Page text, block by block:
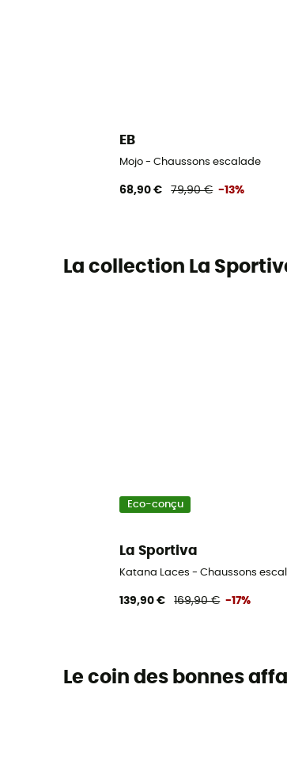
EB
Mojo - Chaussons escalade
68,90 € 79,90 € -13%
La collection La
Eco-conçu
La Sportiva
Katana Laces - Chaussons
139,90 € 169,90 € -17%
Le coin des bonnes